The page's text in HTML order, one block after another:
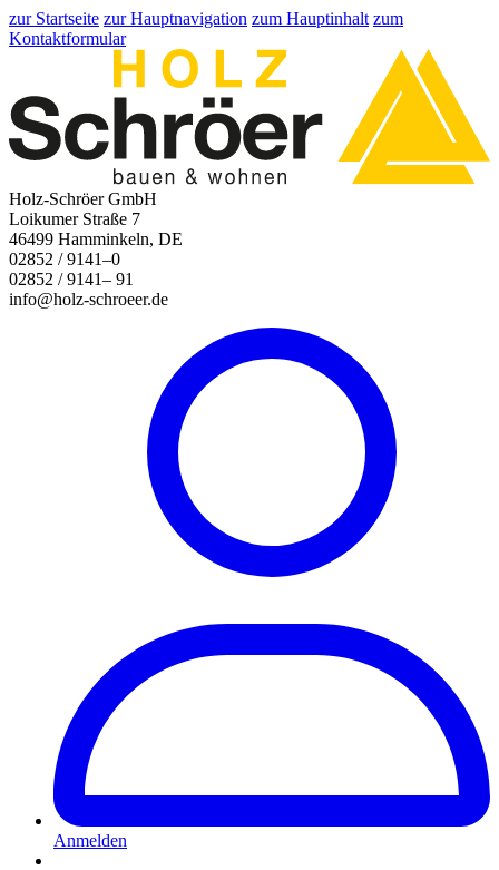
zur Startseite zur Hauptnavigation zum Hauptinhalt zum
Kontaktformular
Holz-Schröer GmbH
Loikumer Straße 7
46499 Hamminkeln, DE
02852 / 9141–0
02852 / 9141– 91
info@holz-schroeer.de
Anmelden